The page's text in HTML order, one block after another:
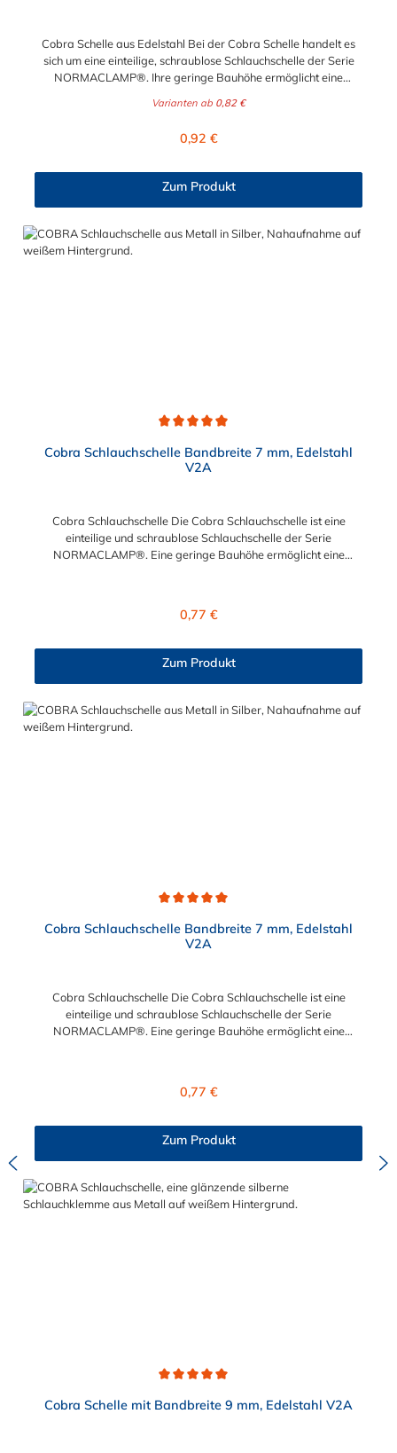
Cobra Schelle aus Edelstahl Bei der Cobra Schelle handelt es
sich um eine einteilige, schraublose Schlauchschelle der Serie
NORMACLAMP®. Ihre geringe Bauhöhe ermöglicht eine
Schelle aus Edelstahl ist einfach in der Handhabung und erfolgt
Cobra Schelle ist zerstörungsfrei mit Hilfe eines
Farbkennzeichnung entsprechend der Nenndurchmesser,
gewährleistet eine sichere optische Unterscheidung der
Schellen. Der Spannbereich der Cobra Schelle aus Edelstahl ist
zwischen 12,5 mm und 32 mm.
Varianten ab 0,82 €
Regulärer Preis:
0,92 €
Zum Produkt
Cobra Schlauchschelle Bandbreite 7 mm, Edelstahl
V2A
Cobra Schlauchschelle Die Cobra Schlauchschelle ist eine
einteilige und schraublose Schlauchschelle der Serie
NORMACLAMP®. Eine geringe Bauhöhe ermöglicht eine
der Cobra Schlauchschelle ist mit Hilfe eines herkömmlichen
Farbkennzeichnung der Cobra Schlauchschelle entsprechen
dem Nenndurchmesser wodurch eine sichere optische
Unterscheidung der Schlauchschellen gewährleistet wird.
Regulärer Preis:
0,77 €
Zum Produkt
Cobra Schlauchschelle Bandbreite 7 mm, Edelstahl
V2A
Cobra Schlauchschelle Die Cobra Schlauchschelle ist eine
einteilige und schraublose Schlauchschelle der Serie
NORMACLAMP®. Eine geringe Bauhöhe ermöglicht eine
der Cobra Schlauchschelle ist mit Hilfe eines herkömmlichen
Farbkennzeichnung der Cobra Schlauchschelle entsprechen
dem Nenndurchmesser wodurch eine sichere optische
Unterscheidung der Schlauchschellen gewährleistet wird.
Regulärer Preis:
0,77 €
Zum Produkt
Cobra Schelle mit Bandbreite 9 mm, Edelstahl V2A